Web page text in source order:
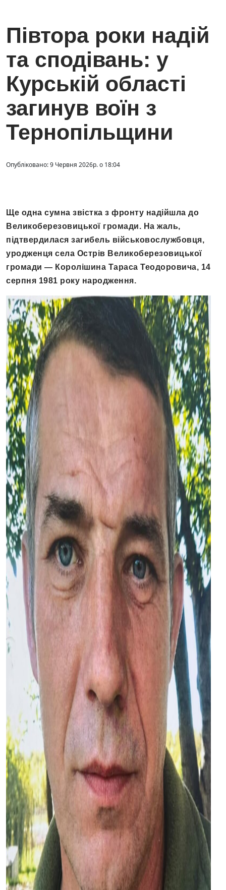
Півтора роки надій
та сподівань: у
Курській області
загинув воїн з
Тернопільщини
Опубліковано: 9 Червня 2026р. о 18:04
Ще одна сумна звістка з фронту надійшла до
Великоберезовицької громади. На жаль,
підтвердилася загибель військовослужбовця,
уродженця села Острів Великоберезовицької
громади — Королішина Тараса Теодоровича, 14
серпня 1981 року народження.